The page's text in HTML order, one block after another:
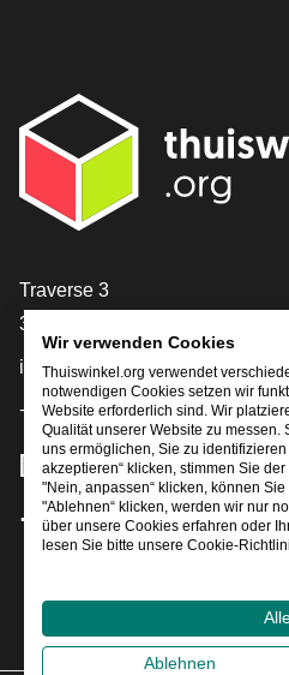
[_General:Contact]
Traverse 3
3905 NL Veenendaal
info@thuiswinkel.org
+31 (0)318 64 85 75
Facebook
X LinkedIn
Instagram
YouTube
Wir verwenden Cookies
Thuiswinkel.org verwendet
notwendigen Cookies setzen wir
Website erforderlich sind. Wir
Qualität unserer Website zu
uns ermöglichen, Sie zu
akzeptieren“ klicken, stimmen Sie
"Nein, anpassen“ klicken, können
"Ablehnen“ klicken, werden wir nur
über unsere Cookies erfahren oder
lesen Sie bitte unsere Cookie-
Ablehnen